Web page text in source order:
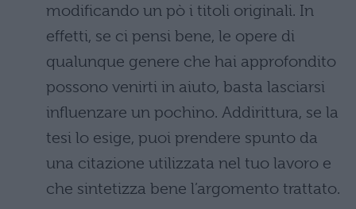
modificando un pò i titoli originali. In
effetti, se ci pensi bene, le opere di
qualunque genere che hai approfondito
possono venirti in aiuto, basta lasciarsi
influenzare un pochino. Addirittura, se la
tesi lo esige, puoi prendere spunto da
una citazione utilizzata nel tuo lavoro e
che sintetizza bene l’argomento trattato.